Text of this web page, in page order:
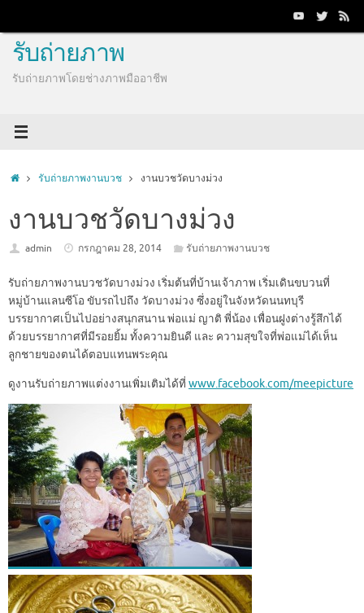
content
รับถ่ายภาพ
รับถ่ายภาพโดยช่างภาพมืออาชีพ
Homeรับถ่ายภาพงานบวช งานบวชวัดบางม่วง
งานบวชวัดบางม่วง
admin กรกฎาคม 28, 2014 รับถ่ายภาพงานบวช
รับถ่ายภาพงานบวชวัดบางม่วง เริ่มต้นที่บ้านเจ้าภาพ เริ่มเดินขบวนที่
หมู่บ้านแลนซีโอ ขับรถไปถึง วัดบางม่วง ซึ่งอยู่ในจังหวัดนนทบุรี
บรรยากาศเป็นไปอย่างสนุกสนาน พ่อแม่ ญาติ พี่น้อง เพื่อนฝูงต่างรู้สึกได้
ด้วยบรรยากาศที่มีรอยยิ้ม ทั้งความยินดี และ ความสุขใจที่พ่อแม่ได้เห็น
ลูกชายของตนได้ตอบแทนพระคุณ
ดูงานรับถ่ายภาพแต่งงานเพิ่มเติมได้ที่ www.facebook.com/meepicture